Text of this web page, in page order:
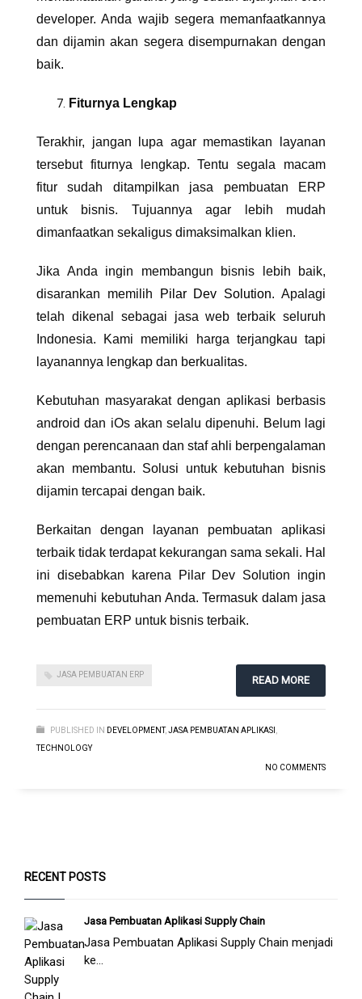
developer. Anda wajib segera memanfaatkannya
dan dijamin akan segera disempurnakan dengan
baik.
Fiturnya Lengkap
Terakhir, jangan lupa agar memastikan layanan
tersebut fiturnya lengkap. Tentu segala macam
fitur sudah ditampilkan jasa pembuatan ERP
untuk bisnis. Tujuannya agar lebih mudah
dimanfaatkan sekaligus dimaksimalkan klien.
Jika Anda ingin membangun bisnis lebih baik,
disarankan memilih
Pilar Dev Solution. Apalagi
telah dikenal sebagai jasa web terbaik seluruh
Indonesia. Kami memiliki harga terjangkau tapi
layanannya lengkap dan berkualitas.
Kebutuhan masyarakat dengan aplikasi berbasis
android dan iOs akan selalu dipenuhi. Belum lagi
dengan perencanaan dan staf ahli berpengalaman
akan membantu. Solusi untuk kebutuhan bisnis
dijamin tercapai dengan baik.
Berkaitan dengan layanan pembuatan aplikasi
terbaik tidak terdapat kekurangan sama sekali. Hal
ini disebabkan karena Pilar Dev Solution ingin
memenuhi kebutuhan Anda. Termasuk dalam jasa
pembuatan ERP untuk bisnis terbaik.
JASA PEMBUATAN ERP READ MORE
PUBLISHED IN DEVELOPMENT,JASA PEMBUATAN APLIKASI ,
TECHNOLOGY
NO COMMENTS
RECENT POSTS
Jasa Pembuatan Aplikasi Supply Chain
Jasa Pembuatan Aplikasi Supply Chain menjadi
ke...